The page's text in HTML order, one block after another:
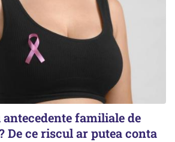
antecedente familiale de
De ce riscul ar putea conta